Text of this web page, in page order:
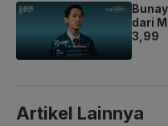
dari
3,99
Artikel Lainnya